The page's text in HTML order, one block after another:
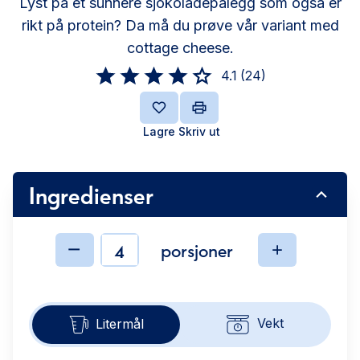
rikt på protein? Da må du prøve vår variant med
cottage cheese.
4.1 (24)
Lagre Skriv ut
Ingredienser
Ingredienserporsjoner
Litermål Vekt